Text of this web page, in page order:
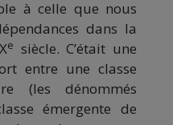
à celle que nous
dans la
e siècle. C’était une
entre une classe
(les dénommés
émergente de